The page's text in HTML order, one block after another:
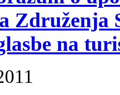
Združenja
na